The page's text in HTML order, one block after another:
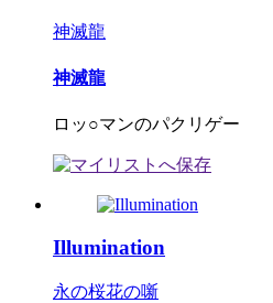
神滅龍
神滅龍
ロッ○マンのパクリゲー
Illumination
永の桜花の噺